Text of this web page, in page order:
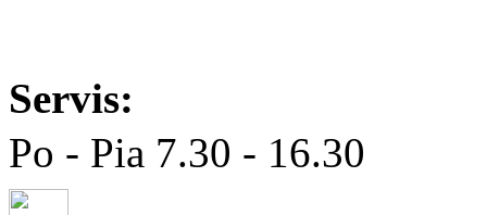
Servis:
Po - Pia 7.30 - 16.30